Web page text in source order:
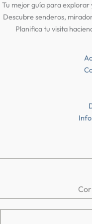
Tu mejor guía para explorar
Descubre senderos,
Planifica tu visita